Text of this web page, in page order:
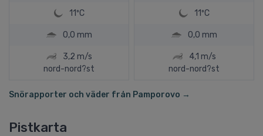
11ºC
0,0 mm
3,2 m/s
nord-nord?st
11ºC
0,0 mm
4,1 m/s
nord-nord?st
Snörapporter och väder från Pamporovo →
Pistkarta